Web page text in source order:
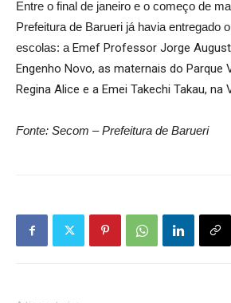
Entre o final de janeiro e o começo de
Prefeitura de Barueri já havia entregado
escolas: a Emef Professor Jorge
Engenho Novo, as maternais do Parque
Regina Alice e a Emei Takechi Takau, na
Fonte: Secom – Prefeitura de Barueri